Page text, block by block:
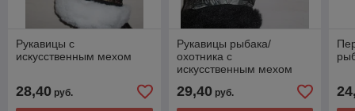
Рукавицы с
искусственным мехом
28,40 руб.
Рукавицы рыбака/
охотника с
искусственным мехом
29,40руб.